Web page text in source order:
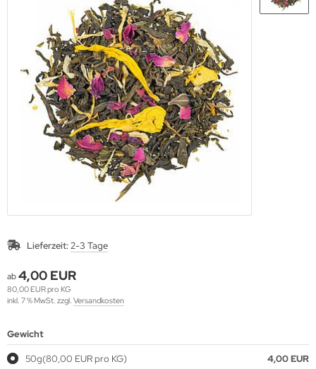
Lieferzeit:2-3 Tage
ab4,00 EUR
80,00 EUR pro KG
inkl. 7 % MwSt. zzgl. Versandkosten
Gewicht
50g(80,00 EUR pro KG) 4,00 EUR